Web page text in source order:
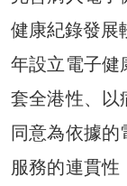
健康紀錄發展
年設立電子健
套全港性、以
同意為依據的
服務的連貫